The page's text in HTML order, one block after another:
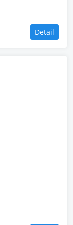
po decentní
Detail